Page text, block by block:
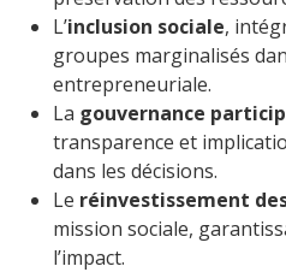
L’inclusion sociale,
groupes marginalisés
entrepreneuriale.
La gouvernance
transparence et
dans les décisions.
Le réinvestissement
mission sociale,
l’impact.